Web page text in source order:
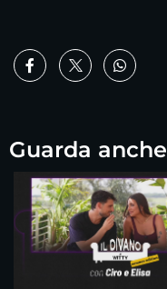
Guarda anche